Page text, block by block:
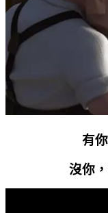
有
沒你